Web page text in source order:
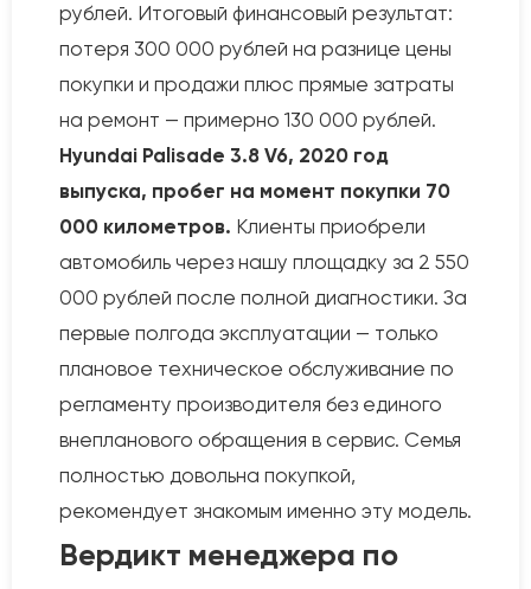
рублей. Итоговый финансовый результат:
потеря 300 000 рублей на разнице цены
покупки и продажи плюс прямые затраты
на ремонт — примерно 130 000 рублей.
Hyundai Palisade 3.8 V6, 2020 год
выпуска, пробег на момент покупки 70
000 километров. Клиенты приобрели
автомобиль через нашу площадку за 2 550
000 рублей после полной диагностики. За
первые полгода эксплуатации — только
плановое техническое обслуживание по
регламенту производителя без единого
внепланового обращения в сервис. Семья
полностью довольна покупкой,
рекомендует знакомым именно эту модель.
Вердикт менеджера по